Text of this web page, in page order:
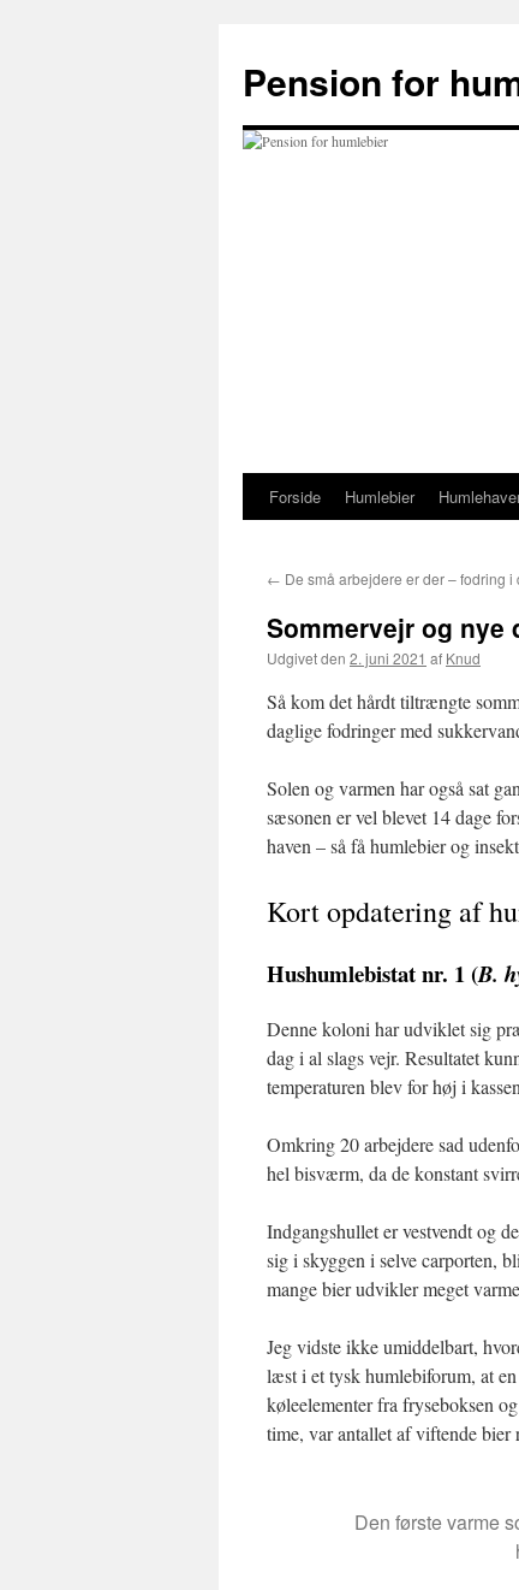
indhold
Pension for
Forside Humlebier
← De små arbejdere er der – fodring i
Sommervejr og
Udgivet den 2. juni 2021 af Knud
Så kom det hårdt tiltrængte
daglige fodringer med
Solen og varmen har også sat
sæsonen er vel blevet 14 dage
haven – så få humlebier og
Kort opdatering af
Hushumlebistat nr. 1 (B.
Denne koloni har udviklet sig
dag i al slags vejr. Resultatet
temperaturen blev for høj i
Omkring 20 arbejdere sad
hel bisværm, da de konstant
Indgangshullet er vestvendt og
sig i skyggen i selve carporten,
mange bier udvikler meget
Jeg vidste ikke umiddelbart,
læst i et tysk humlebiforum, at
køleelementer fra fryseboksen
time, var antallet af viftende
Den første varme